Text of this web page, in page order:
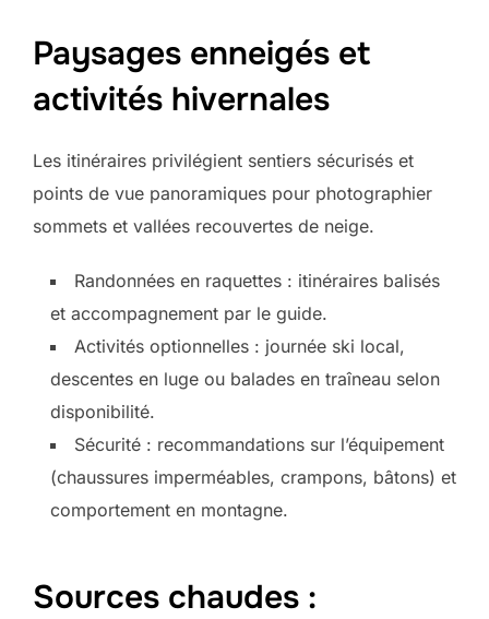
Paysages enneigés et
activités hivernales
Les itinéraires privilégient sentiers sécurisés et
points de vue panoramiques pour photographier
sommets et vallées recouvertes de neige.
Randonnées en raquettes : itinéraires balisés
et accompagnement par le guide.
Activités optionnelles : journée ski local,
descentes en luge ou balades en traîneau selon
disponibilité.
Sécurité : recommandations sur l’équipement
(chaussures imperméables, crampons, bâtons) et
comportement en montagne.
Sources chaudes :